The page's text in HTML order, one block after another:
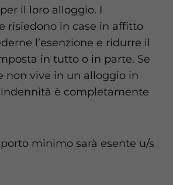
il loro alloggio. I
risiedono in case in affitto
l’esenzione e ridurre il
in tutto o in parte. Se
non vive in un alloggio in
è completamente
minimo sarà esente u/s